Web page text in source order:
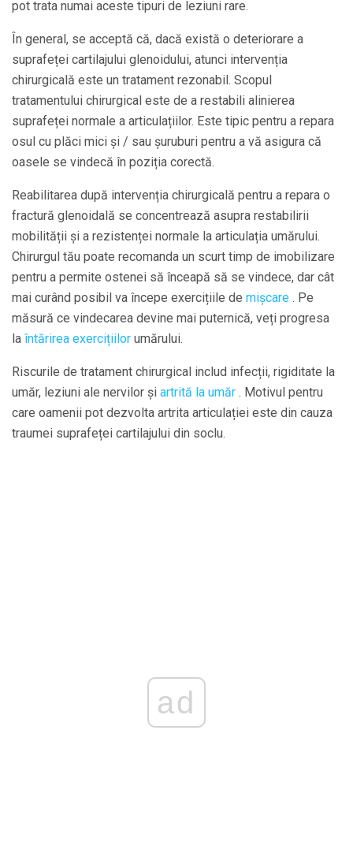
pot trata numai aceste tipuri de leziuni rare.
În general, se acceptă că, dacă există o deteriorare a
suprafeței cartilajului glenoidului, atunci intervenția
chirurgicală este un tratament rezonabil. Scopul
tratamentului chirurgical este de a restabili alinierea
suprafeței normale a articulațiilor. Este tipic pentru a repara
osul cu plăci mici și / sau șuruburi pentru a vă asigura că
oasele se vindecă în poziția corectă.
Reabilitarea după intervenția chirurgicală pentru a repara o
fractură glenoidală se concentrează asupra restabilirii
mobilității și a rezistenței normale la articulația umărului.
Chirurgul tău poate recomanda un scurt timp de imobilizare
pentru a permite ostenei să înceapă să se vindece, dar cât
mai curând posibil va începe exercițiile de mișcare . Pe
măsură ce vindecarea devine mai puternică, veți progresa
la întărirea exercițiilor umărului.
Riscurile de tratament chirurgical includ infecții, rigiditate la
umăr, leziuni ale nervilor și artrită la umăr . Motivul pentru
care oamenii pot dezvolta artrita articulației este din cauza
traumei suprafeței cartilajului din soclu.
ad